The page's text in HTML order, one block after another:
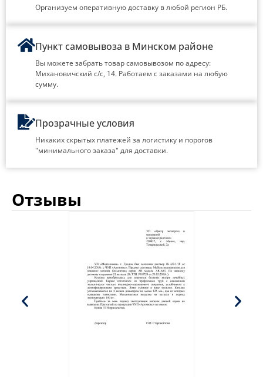
Организуем оперативную доставку в любой регион РБ.
Пункт самовывоза в Минском районе
Вы можете забрать товар самовывозом по адресу:
Михановичский с/с, 14. Работаем с заказами на любую
сумму.
Прозрачные условия
Никаких скрытых платежей за логистику и порогов
"минимального заказа" для доставки.
Отзывы